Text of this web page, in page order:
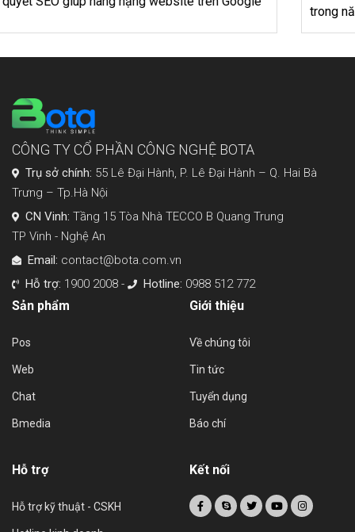
trong năm 2020
CÔNG TY CỔ PHẦN CÔNG NGHỆ BOTA
Trụ sở chính: 55 Lê Đại Hành, P. Lê Đại Hành – Q. Hai Bà
Trưng – Tp.Hà Nội
CN Vinh: Tầng 15 Tòa Nhà TECCO B Quang Trung
TP Vinh - Nghệ An
Email: contact@bota.com.vn
Hỗ trợ: 1900 2008 - Hotline: 0988 512 772
Sản phẩm
Pos
Web
Chat
Bmedia
Giới thiệu
Về chúng tôi
Tin tức
Tuyển dụng
Báo chí
Hỗ trợ
Hỗ trợ kỹ thuật - CSKH
Kết nối